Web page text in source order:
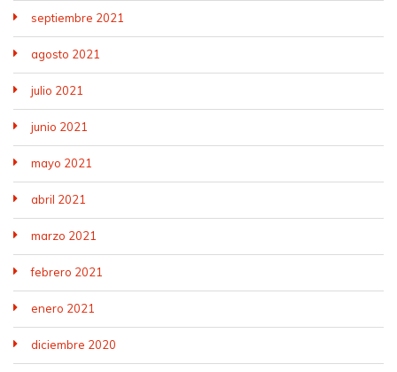
septiembre 2021
agosto 2021
julio 2021
junio 2021
mayo 2021
abril 2021
marzo 2021
febrero 2021
enero 2021
diciembre 2020